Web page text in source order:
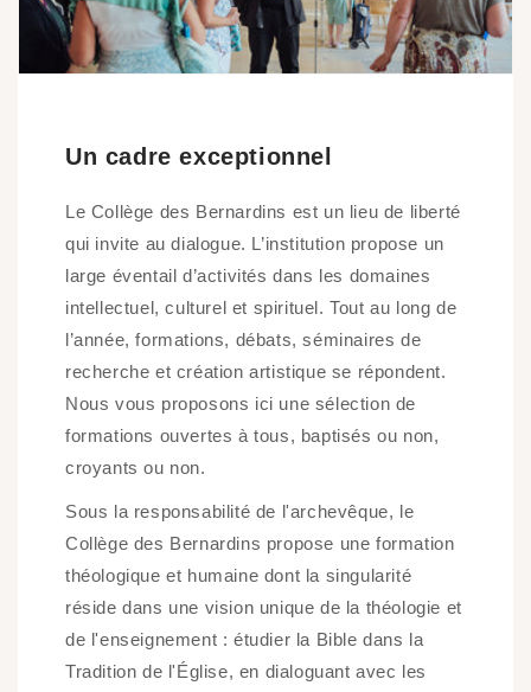
Un cadre exceptionnel
Le Collège des Bernardins est un lieu de liberté
qui invite au dialogue. L’institution propose un
large éventail d’activités dans les domaines
intellectuel, culturel et spirituel. Tout au long de
l’année, formations, débats, séminaires de
recherche et création artistique se répondent.
Nous vous proposons ici une sélection de
formations ouvertes à tous, baptisés ou non,
croyants ou non.
Sous la responsabilité de l'archevêque, le
Collège des Bernardins propose une formation
théologique et humaine dont la singularité
réside dans une vision unique de la théologie et
de l'enseignement : étudier la Bible dans la
Tradition de l'Église, en dialoguant avec les